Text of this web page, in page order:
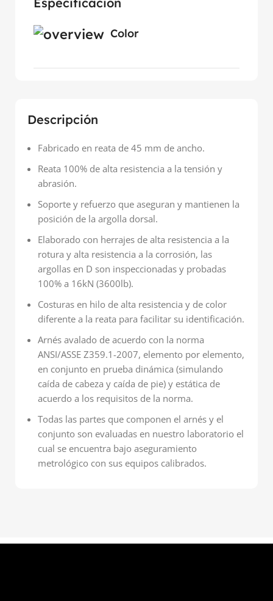
Descripción
Fabricado en reata de 45 mm de ancho.
Reata 100% de alta resistencia a la tensión y
abrasión.
Soporte y refuerzo que aseguran y mantienen la
posición de la argolla dorsal.
Elaborado con herrajes de alta resistencia a la
rotura y alta resistencia a la corrosión, las
argollas en D son inspeccionadas y probadas
100% a 16kN (3600lb).
Costuras en hilo de alta resistencia y de color
diferente a la reata para facilitar su identificación.
Arnés avalado de acuerdo con la norma
ANSI/ASSE Z359.1-2007, elemento por elemento,
en conjunto en prueba dinámica (simulando
caída de cabeza y caída de pie) y estática de
acuerdo a los requisitos de la norma.
Todas las partes que componen el arnés y el
conjunto son evaluadas en nuestro laboratorio el
cual se encuentra bajo aseguramiento
metrológico con sus equipos calibrados.
Color